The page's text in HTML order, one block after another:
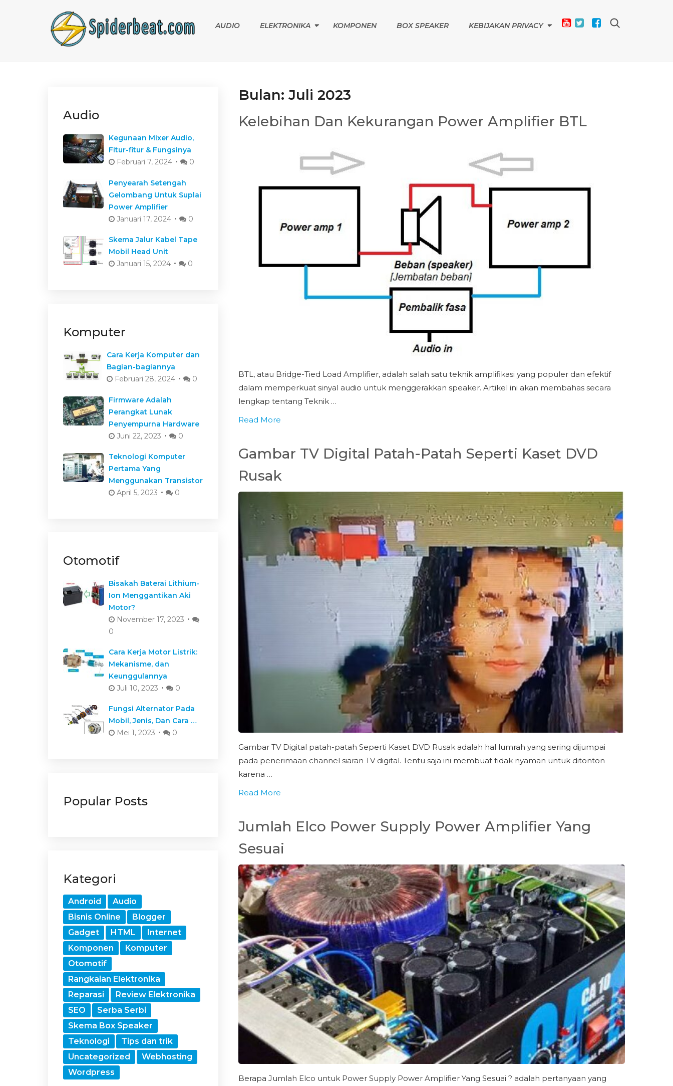
AUDIO ELEKTRONIKA KOMPONEN BOX SPEAKER KEBIJAKAN PRIVACY
Bulan: Juli 2023
Kelebihan Dan Kekurangan Power Amplifier BTL
BTL, atau Bridge-Tied Load Amplifier, adalah salah satu teknik amplifikasi yang populer dan efektif
dalam memperkuat sinyal audio untuk menggerakkan speaker. Artikel ini akan membahas secara
lengkap tentang Teknik …
Read More
Gambar TV Digital Patah-Patah Seperti Kaset DVD
Rusak
Gambar TV Digital patah-patah Seperti Kaset DVD Rusak adalah hal lumrah yang sering dijumpai
pada penerimaan channel siaran TV digital. Tentu saja ini membuat tidak nyaman untuk ditonton
karena …
Read More
Jumlah Elco Power Supply Power Amplifier Yang
Sesuai
Berapa Jumlah Elco untuk Power Supply Power Amplifier Yang Sesuai ? adalah pertanyaan yang
Audio
Kegunaan Mixer Audio,
Fitur-fitur & Fungsinya
Februari 7, 2024
0
Penyearah Setengah
Gelombang Untuk Suplai
Power Amplifier
Januari 17, 2024
0
Skema Jalur Kabel Tape
Mobil Head Unit
Januari 15, 2024
0
Komputer
Cara Kerja Komputer dan
Bagian-bagiannya
Februari 28, 2024
0
Firmware Adalah
Perangkat Lunak
Penyempurna Hardware
Juni 22, 2023
0
Teknologi Komputer
Pertama Yang
Menggunakan Transistor
April 5, 2023
0
Otomotif
Bisakah Baterai Lithium-
Ion Menggantikan Aki
Motor?
November 17, 2023
0
Cara Kerja Motor Listrik:
Mekanisme, dan
Keunggulannya
Juli 10, 2023
0
Fungsi Alternator Pada
Mobil, Jenis, Dan Cara …
Mei 1, 2023
0
Popular Posts
Kategori
Android
Audio
Bisnis Online
Blogger
Gadget
HTML
Internet
Komponen
Komputer
Otomotif
Rangkaian Elektronika
Reparasi
Review Elektronika
SEO
Serba Serbi
Skema Box Speaker
Teknologi
Tips dan trik
Uncategorized
Webhosting
Wordpress